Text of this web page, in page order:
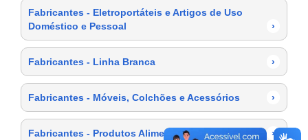
Fabricantes - Eletroportáteis e Artigos de Uso
Doméstico e Pessoal
›
Fabricantes - Linha Branca ›
Fabricantes - Móveis, Colchões e Acessórios ›
Fabricantes - Produtos Alimentícios ›